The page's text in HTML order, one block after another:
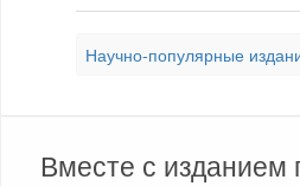
Научно-популярные
Вместе с изданием